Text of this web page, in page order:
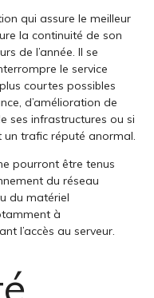
qui assure le meilleur
la continuité de son
de l’année. Il se
le service
courtes possibles
d’amélioration de
ses infrastructures ou si
un trafic réputé anormal.
pourront être tenus
du réseau
du matériel
à
l’accès au serveur.